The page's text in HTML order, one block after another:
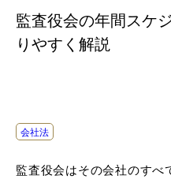
監査役会の年間スケ
りやすく解説
会社法
監査役会はその会社のすべ